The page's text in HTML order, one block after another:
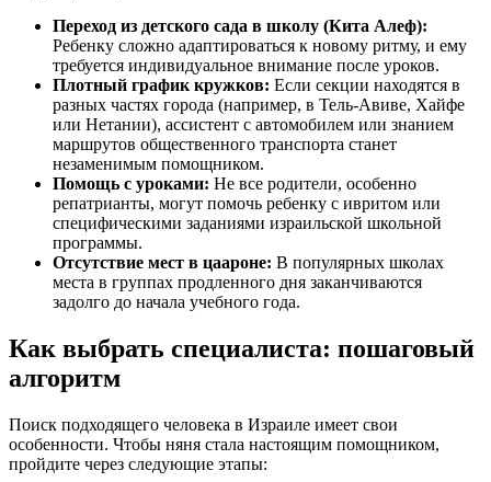
Переход из детского сада в школу (Кита Алеф):
Ребенку сложно адаптироваться к новому ритму, и ему
требуется индивидуальное внимание после уроков.
Плотный график кружков: Если секции находятся в
разных частях города (например, в Тель-Авиве, Хайфе
или Нетании), ассистент с автомобилем или знанием
маршрутов общественного транспорта станет
незаменимым помощником.
Помощь с уроками: Не все родители, особенно
репатрианты, могут помочь ребенку с ивритом или
специфическими заданиями израильской школьной
программы.
Отсутствие мест в цаароне: В популярных школах
места в группах продленного дня заканчиваются
задолго до начала учебного года.
Как выбрать специалиста: пошаговый
алгоритм
Поиск подходящего человека в Израиле имеет свои
особенности. Чтобы няня стала настоящим помощником,
пройдите через следующие этапы: